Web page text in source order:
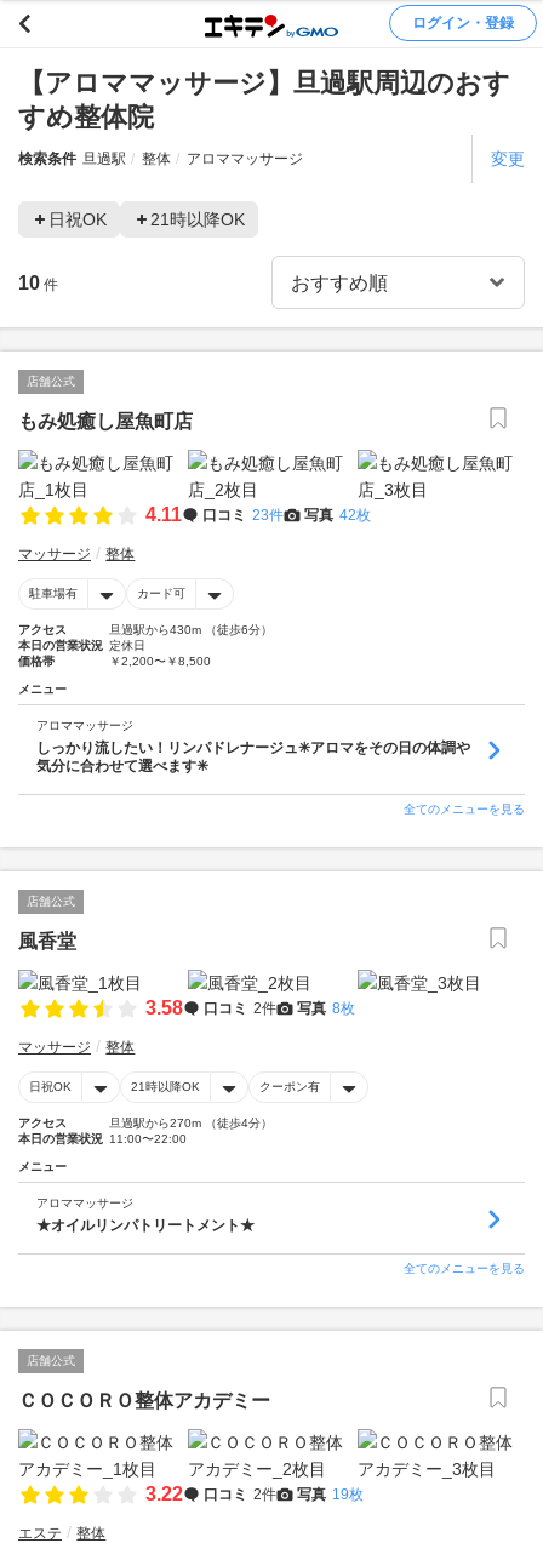
ログイン・登録
【アロママッサージ】旦過駅周辺のおす
すめ整体院
検索条件 旦過駅 整体 アロママッサージ 変更
日祝OK 21時以降OK
10 件
店舗公式
もみ処癒し屋魚町店
4.11 口コミ 23件 写真 42枚
マッサージ 整体
駐車場有 カード可
アクセス
旦過駅から430m （徒歩6分）
本日の営業状況 定休日
価格帯
￥2,200〜￥8,500
メニュー
アロママッサージ
しっかり流したい！リンパドレナージュ✳︎アロマをその日の体調や
気分に合わせて選べます✳︎
全てのメニューを見る
店舗公式
風香堂
3.58 口コミ 2件 写真 8枚
マッサージ 整体
日祝OK 21時以降OK クーポン有
アクセス
旦過駅から270m （徒歩4分）
本日の営業状況 11:00〜22:00
メニュー
アロママッサージ
★オイルリンパトリートメント★
全てのメニューを見る
店舗公式
ＣＯＣＯＲＯ整体アカデミー
3.22 口コミ 2件 写真 19枚
エステ 整体